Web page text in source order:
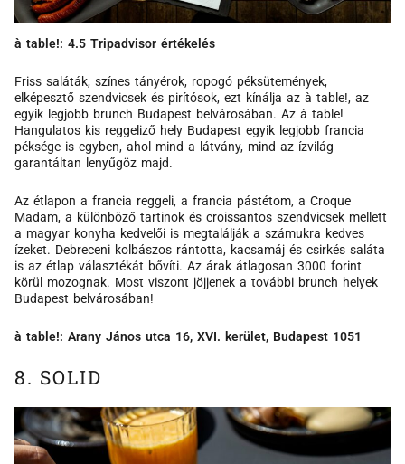
à table!: 4.5 Tripadvisor értékelés
Friss saláták, színes tányérok, ropogó péksütemények,
elképesztő szendvicsek és pirítósok, ezt kínálja az à table!, az
egyik legjobb brunch Budapest belvárosában. Az à table!
Hangulatos kis reggeliző hely Budapest egyik legjobb francia
péksége is egyben, ahol mind a látvány, mind az ízvilág
garantáltan lenyűgöz majd.
Az étlapon a francia reggeli, a francia pástétom, a Croque
Madam, a különböző tartinok és croissantos szendvicsek mellett
a magyar konyha kedvelői is megtalálják a számukra kedves
ízeket. Debreceni kolbászos rántotta, kacsamáj és csirkés saláta
is az étlap választékát bővíti. Az árak átlagosan 3000 forint
körül mozognak. Most viszont jöjjenek a további brunch helyek
Budapest belvárosában!
à table!: Arany János utca 16, XVI. kerület, Budapest 1051
8. SOLID